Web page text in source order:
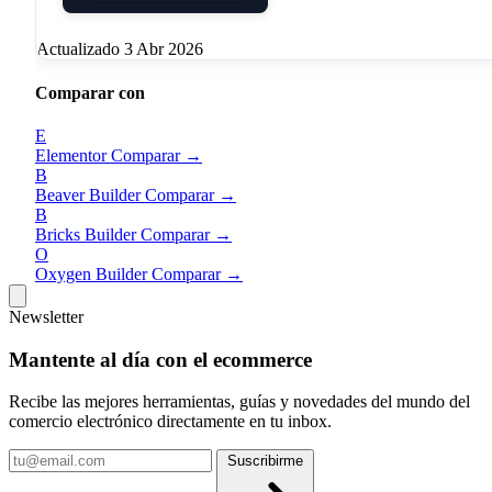
búsqueda. Sustituye funcionalidad habitualmente
reservada para child themes PHP.
Responsive Design Controls:
visibilidad por dispositivo y ajuste de opciones
independiente por breakpoint.
tipografías y estilos de componentes globales que se
aplican y actualizan en todos los módulos del sitio
simultáneamente.
Divi AI (Pro):generación de texto, imágenes y
actual para mantener coherencia visual.
Actualizado 3 Abr 2026
Comparar con
E
Elementor Comparar →
B
Beaver Builder Comparar →
B
Bricks Builder Comparar →
O
Oxygen Builder Comparar →
Newsletter
Mantente al día con el ecommerce
Recibe las mejores herramientas, guías y novedades del mundo del
comercio electrónico directamente en tu inbox.
Tu
email
Suscribirme